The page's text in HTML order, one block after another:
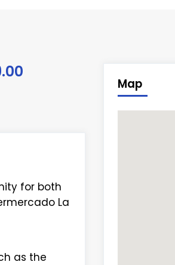
for both
La
as the
Map